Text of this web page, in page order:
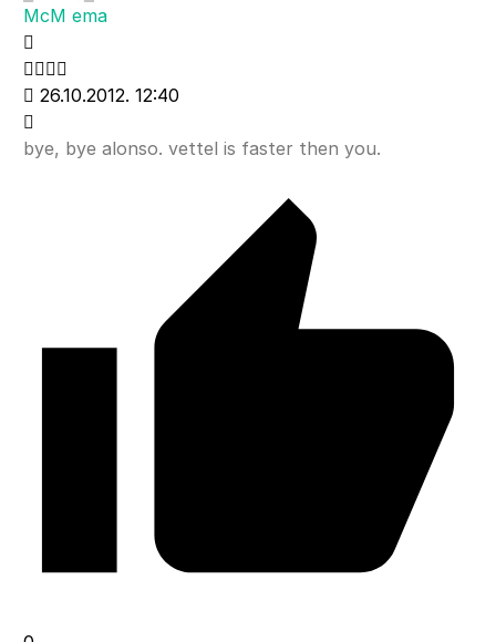
McM ema
26.10.2012. 12:40
bye, bye alonso. vettel is faster then you.